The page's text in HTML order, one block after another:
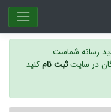
رسانه شماست.
در سایتثبت نامکنید